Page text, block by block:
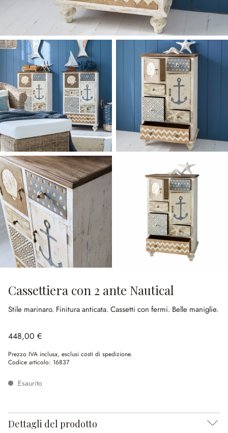
Cassettiera con 2 ante Nautical
Stile marinaro. Finitura anticata. Cassetti con fermi. Belle maniglie.
448,00 €
Prezzo IVA inclusa, esclusi costi di spedizione.
Codice articolo: 16837
Esaurito
Dettagli del prodotto